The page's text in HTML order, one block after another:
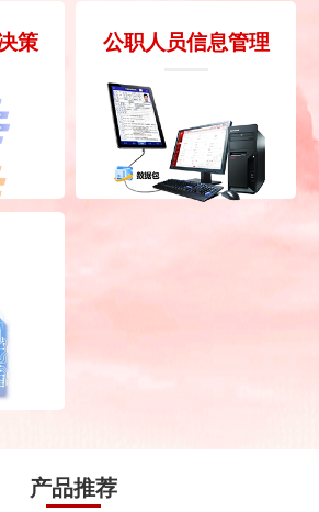
策 公职人员信息管理
产品推荐